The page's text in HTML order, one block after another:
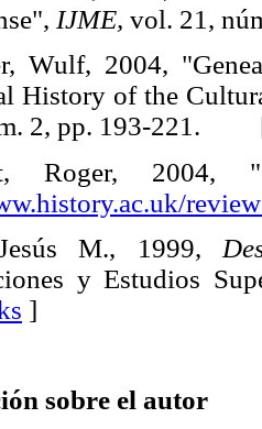
IJME, vol. 21,
Wulf, 2004,
History of the
2, pp. 193-
Roger, 2004,
M., 1999,
y Estudios
]
sobre el autor